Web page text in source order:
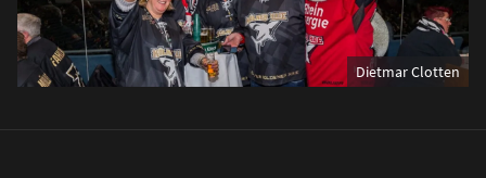
Dietmar Clotten